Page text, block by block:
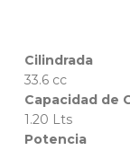
Cilindrada
33.6 cc
Capacidad de
1.20 Lts
Potencia